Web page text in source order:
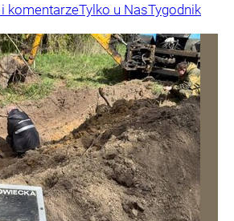
komentarzeTylko u NasTygodnik